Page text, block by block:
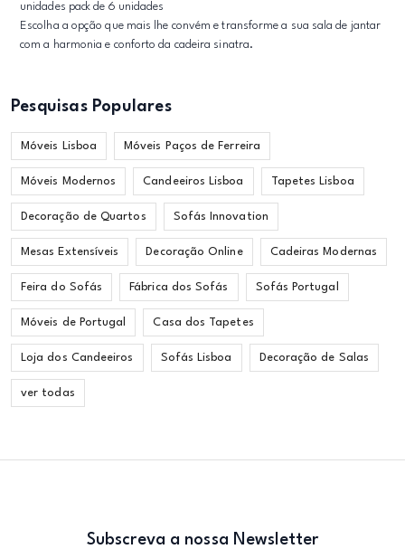
unidades pack de 6 unidades
Escolha a opção que mais lhe convém e transforme a sua sala de jantar
com a harmonia e conforto da cadeira sinatra.
Pesquisas Populares
Móveis Lisboa Móveis Paços de Ferreira
Móveis Modernos Candeeiros Lisboa Tapetes Lisboa
Decoração de Quartos Sofás Innovation
Mesas Extensíveis Decoração Online Cadeiras Modernas
Feira do Sofás Fábrica dos Sofás Sofás Portugal
Móveis de Portugal Casa dos Tapetes
Loja dos Candeeiros Sofás Lisboa Decoração de Salas
ver todas
Subscreva a nossa Newsletter